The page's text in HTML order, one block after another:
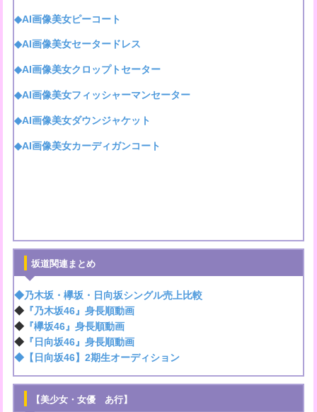
◆AI画像美女ピーコート
◆AI画像美女セータードレス
◆AI画像美女クロップトセーター
◆AI画像美女フィッシャーマンセーター
◆AI画像美女ダウンジャケット
◆AI画像美女カーディガンコート
坂道関連まとめ
◆乃木坂・欅坂・日向坂シングル売上比較
◆『乃木坂46』身長順動画
◆『欅坂46』身長順動画
◆『日向坂46』身長順動画
◆【日向坂46】2期生オーディション
【美少女・女優 あ行】